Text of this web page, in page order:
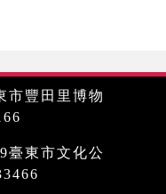
市豐田里博物
臺東市文化公